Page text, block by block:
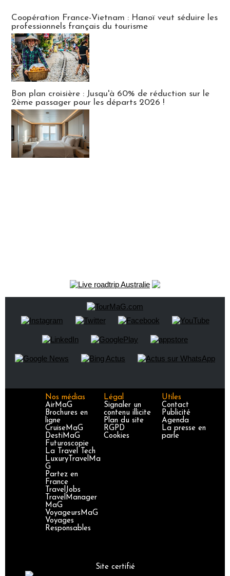
Coopération France-Vietnam : Hanoï veut séduire les
professionnels français du tourisme
Bon plan croisière : Jusqu'à 60% de réduction sur le
2ème passager pour les départs 2026 !
Nos médias
AirMaG
Brochures en
ligne
CruiseMaG
DestiMaG
Futuroscopie
La Travel Tech
LuxuryTravelMa
G
Partez en
France
TravelJobs
TravelManager
MaG
VoyageursMaG
Voyages
Responsables
Légal
Signaler un
contenu illicite
Plan du site
RGPD
Cookies
Utiles
Contact
Publicité
Agenda
La presse en
parle
Site certifié